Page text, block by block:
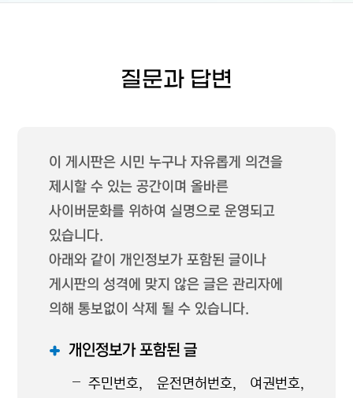
질문과 답변
이 게시판은 시민 누구나 자유롭게 의견을
제시할 수 있는 공간이며 올바른
사이버문화를 위하여 실명으로 운영되고
있습니다.
아래와 같이 개인정보가 포함된 글이나
게시판의 성격에 맞지 않은 글은 관리자에
의해 통보없이 삭제 될 수 있습니다.
개인정보가 포함된 글
주민번호, 운전면허번호, 여권번호,